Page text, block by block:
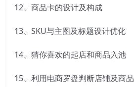
12、商品卡的设计及构成
13、SKU与主图及标题设计优化
14、猜你喜欢的起店和商品入池
15、利用电商罗盘判断店铺及商品